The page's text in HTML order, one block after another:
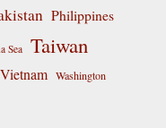
Philippines
Sea Taiwan
Vietnam Washington